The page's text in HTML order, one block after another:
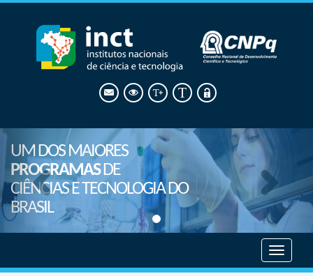
UM DOS MAIORES
PROGRAMASDE
CIÊNCIAS E TECNOLOGIA DO
BRASIL
menu